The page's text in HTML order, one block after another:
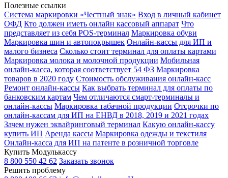
Полезные ссылки
Система маркировки «Честный знак» Вход в личный кабинет
ОФД Кто должен иметь онлайн кассовый аппарат Что
представляет из себя POS-терминал Маркировка обуви
Маркировка шин и автопокрышек Онлайн-кассы для ИП и
малого бизнеса Сколько стоит терминал для оплаты картами
Маркировка молока и молочной продукции Мобильная
онлайн-касса, которая соответствует 54 ФЗ Маркировка
товаров в 2020 году Стоимость обслуживания онлайн-касс
Ремонт онлайн-кассы Как выбрать терминал для оплаты по
банковским картам Чем отличаются смарт-терминалы и
онлайн-кассы Маркировка табачной продукции Отсрочки по
онлайн-кассам для ИП на ЕНВД в 2018, 2019 и 2021 годах
Зачем нужен эквайринговый терминал Какую онлайн-кассу
купить ИП Аренда кассы Маркировка одежды и текстиля
Онлайн-касса для ИП на патенте в розничной торговле
Купить Модулькассу
8 800 550 42 62 Заказать звонок
Решить проблему